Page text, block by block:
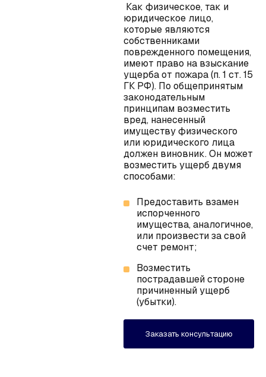
Как физическое, так и
юридическое лицо,
которые являются
собственниками
поврежденного помещения,
имеют право на взыскание
ущерба от пожара (п. 1 ст. 15
ГК РФ). По общепринятым
законодательным
принципам возместить
вред, нанесенный
имуществу физического
или юридического лица
должен виновник. Он может
возместить ущерб двумя
способами:
Предоставить взамен
испорченного
имущества, аналогичное,
или произвести за свой
счет ремонт;
Возместить
пострадавшей стороне
причиненный ущерб
(убытки).
Заказать консультацию